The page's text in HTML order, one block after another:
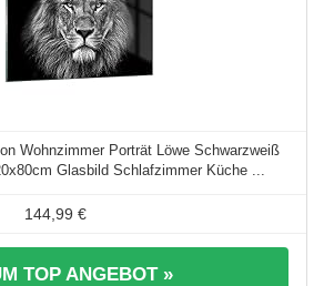
Wohnzimmer Porträt Löwe Schwarzweiß
Glasbild Schlafzimmer Küche ...
144,99 €
TOP ANGEBOT »